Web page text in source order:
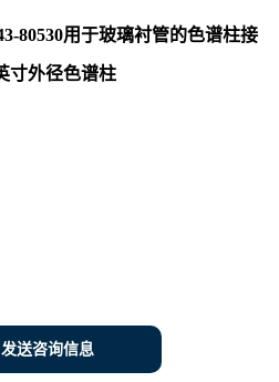
80530用于玻璃衬管的色谱柱接
寸外径色谱柱
发送咨询信息